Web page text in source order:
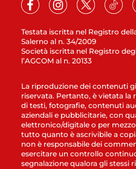
Testata iscritta nel Registro
Salerno al n. 34/2009
Società iscritta nel Registro
l’AGCOM al n. 20133
La riproduzione dei contenuti
riservata. Pertanto, è vietata la
di testi, fotografie, contenuti
aziendali e pubblicitarie, con
elettronico/digitale o per
tutto quanto è ascrivibile a
non è responsabile dei
esercitare un controllo
segnalazione qualora gli stessi